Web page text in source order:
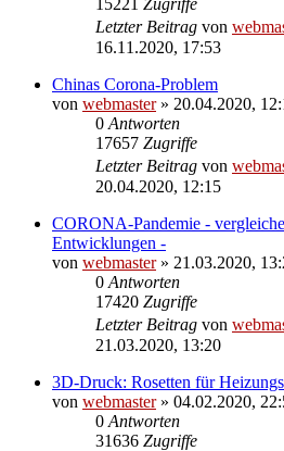
Letzter Beitrag von
16.11.2020, 17:53
Chinas Corona-Problem
von webmaster» 20.04.2020,
0 Antworten
17657 Zugriffe
Letzter Beitrag von
20.04.2020, 12:15
CORONA-Pandemie -
Entwicklungen -
von webmaster» 21.03.2020,
0 Antworten
17420 Zugriffe
Letzter Beitrag von
21.03.2020, 13:20
3D-Druck: Rosetten für
von webmaster» 04.02.2020,
0 Antworten
31636 Zugriffe